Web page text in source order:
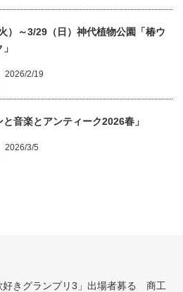
）～3/29（日）神代植物公園「椿ウ
2026/2/19
と音楽とアンティーク2026春」
2026/3/5
好きグランプリ3」出場者募る 商工